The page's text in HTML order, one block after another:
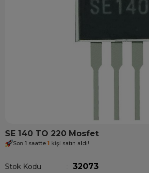
SE 140 TO 220 Mosfet
Son 1 saatte 1 kişi satın aldı!
Stok Kodu 32073